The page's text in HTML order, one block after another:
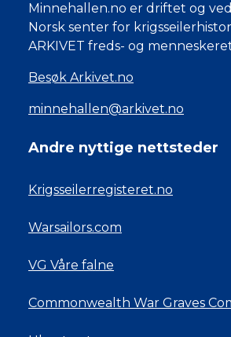
Minnehallen.no er driftet og
Norsk senter for
ARKIVET freds- og
Besøk Arkivet.no
minnehallen@arkivet.no
Andre nyttige nettsteder
Krigsseilerregisteret.no
Warsailors.com
VG Våre falne
Commonwealth War Graves